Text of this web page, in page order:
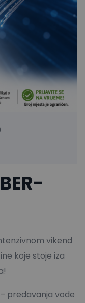
vikend
koje stoje iza
predavanja vode